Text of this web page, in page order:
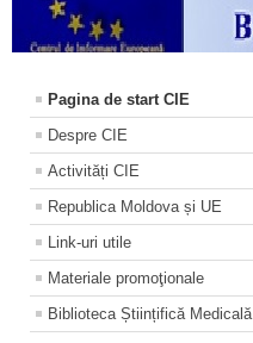
Pagina de start CIE
Despre CIE
Activități CIE
Republica Moldova și UE
Link-uri utile
Materiale promoţionale
Biblioteca Științifică Medicală